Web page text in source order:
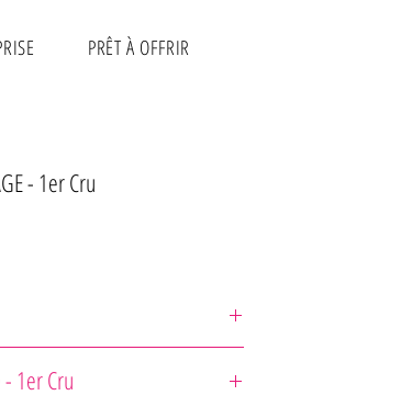
- 1er Cru
1er Cru
PRÊT À OFFRIR